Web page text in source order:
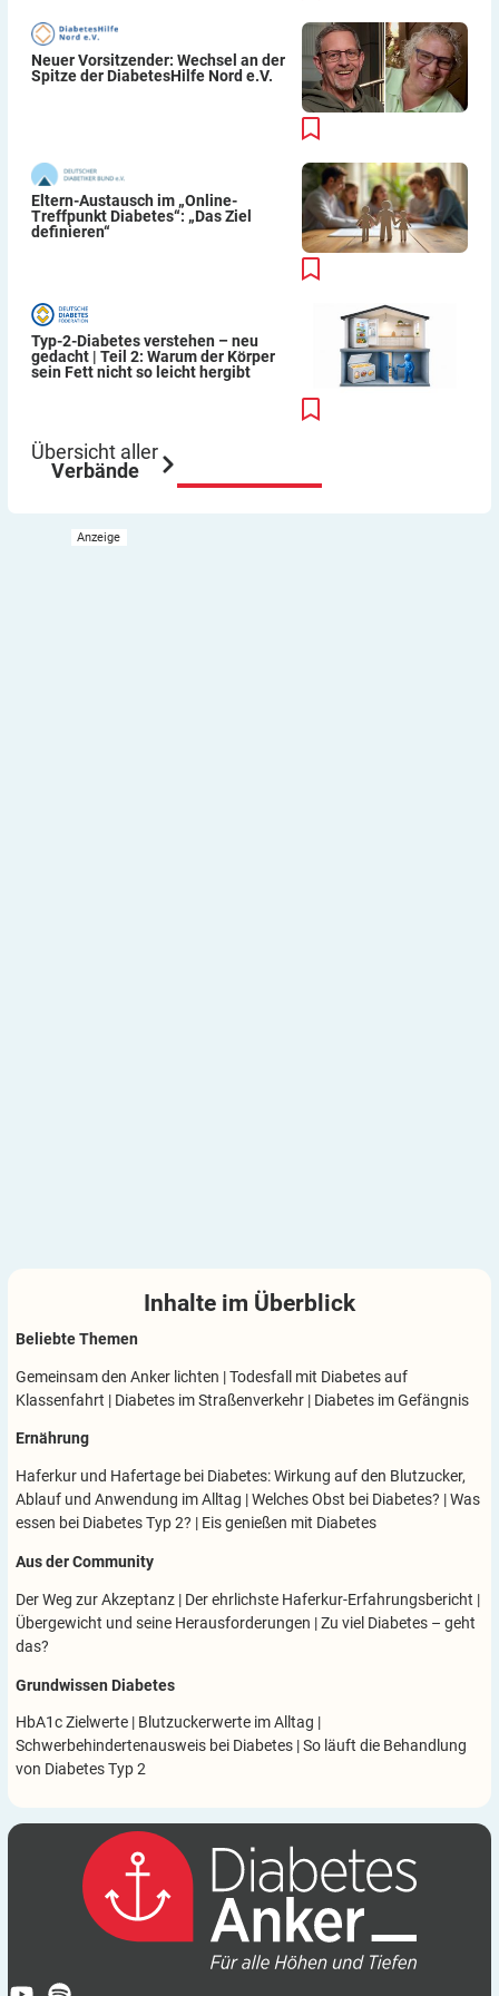
Neuer Vorsitzender: Wechsel an der
Spitze der DiabetesHilfe Nord e.V.
Eltern-Austausch im „Online-
Treffpunkt Diabetes“: „Das Ziel
definieren“
Typ-2-Diabetes verstehen – neu
gedacht | Teil 2: Warum der Körper
sein Fett nicht so leicht hergibt
Übersicht aller
Verbände
Inhalte im Überblick
Beliebte Themen
Gemeinsam den Anker lichten |Todesfall mit Diabetes auf
Klassenfahrt | Diabetes im Straßenverkehr | Diabetes im Gefängnis
Ernährung
Haferkur und Hafertage bei Diabetes: Wirkung auf den Blutzucker,
Ablauf und Anwendung im Alltag |Welches Obst bei Diabetes? |Was
essen bei Diabetes Typ 2? | Eis genießen mit Diabetes
Aus der Community
Der Weg zur Akzeptanz | Der ehrlichste Haferkur-Erfahrungsbericht |
Übergewicht und seine Herausforderungen |Zu viel Diabetes – geht
das?
Grundwissen Diabetes
HbA1c Zielwerte | Blutzuckerwerte im Alltag |
Schwerbehindertenausweis bei Diabetes |So läuft die Behandlung
von Diabetes Typ 2